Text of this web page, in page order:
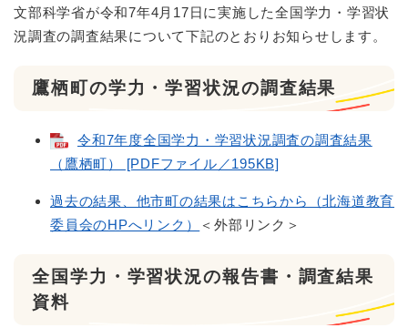
文部科学省が令和7年4月17日に実施した全国学力・学習状
況調査の調査結果について下記のとおりお知らせします。
鷹栖町の学力・学習状況の調査結果
令和7年度全国学力・学習状況調査の調査結果
（鷹栖町） [PDFファイル／195KB]
過去の結果、他市町の結果はこちらから（北海道教育
委員会のHPへリンク）
＜外部リンク＞
全国学力・学習状況の報告書・調査結果
資料